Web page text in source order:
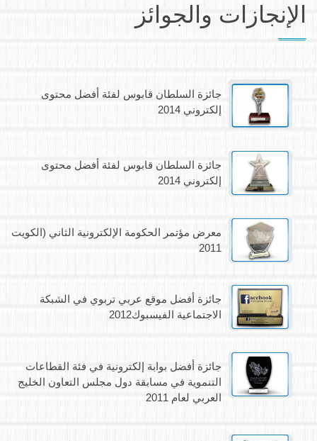
الإنجازات والجوائز
جائزة السلطان قابوس لفئة أفضل محتوى
إلكتروني 2014
جائزة السلطان قابوس لفئة أفضل محتوى
إلكتروني 2014
معرض مؤتمر الحكومة الإلكترونية الثاني (الكويت
2011
جائزة أفضل موقع عربي تربوي في الشبكة
الاجتماعية الفيسبوك2012
جائزة أفضل بوابة إلكترونية في فئة القطاعات
التنموية في مسابقة دول مجلس التعاون الخليج
العربي لعام 2011